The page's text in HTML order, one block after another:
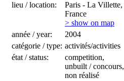
lieu / location:
Paris - La Villette,
France
> show on map
année / year:
2004
catégorie / type: activités/activities
état / status:
competition,
unbuilt / concours,
non réalisé